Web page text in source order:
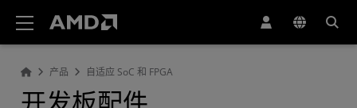
产品 自适应 SoC 和 FPGA